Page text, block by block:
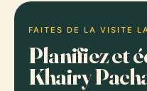
FAITES DE LA VISITE
Planifiez et
Khairy